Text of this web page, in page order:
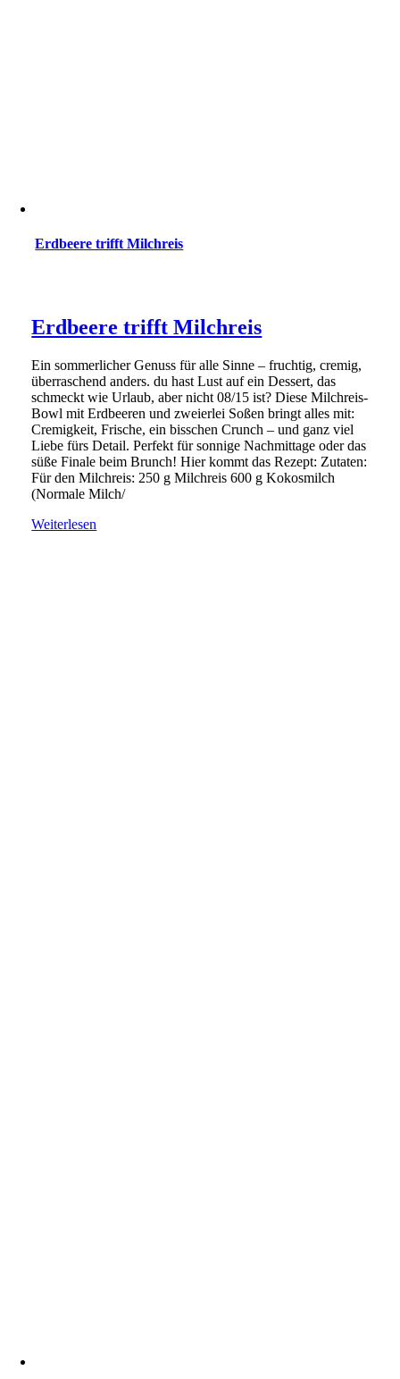
Erdbeere trifft Milchreis
Erdbeere trifft Milchreis
Ein sommerlicher Genuss für alle Sinne – fruchtig, cremig,
überraschend anders. du hast Lust auf ein Dessert, das
schmeckt wie Urlaub, aber nicht 08/15 ist? Diese Milchreis-
Bowl mit Erdbeeren und zweierlei Soßen bringt alles mit:
Cremigkeit, Frische, ein bisschen Crunch – und ganz viel
Liebe fürs Detail. Perfekt für sonnige Nachmittage oder das
süße Finale beim Brunch! Hier kommt das Rezept: Zutaten:
Für den Milchreis: 250 g Milchreis 600 g Kokosmilch
(Normale Milch/
Weiterlesen